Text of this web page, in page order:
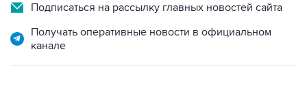
Подписаться на рассылку главных новостей сайта
Получать оперативные новости в официальном
канале